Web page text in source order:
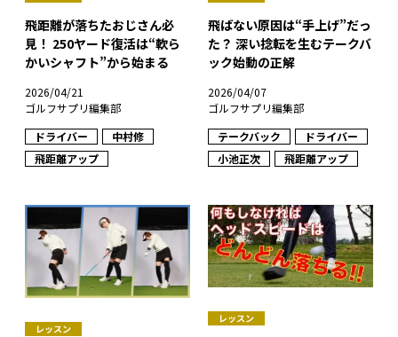
飛距離が落ちたおじさん必
見！ 250ヤード復活は“軟ら
かいシャフト”から始まる
2026/04/21
ゴルフサプリ編集部
ドライバー
中村修
飛距離アップ
飛ばない原因は“手上げ”だっ
た？ 深い捻転を生むテークバ
ック始動の正解
2026/04/07
ゴルフサプリ編集部
テークバック
ドライバー
小池正次
飛距離アップ
レッスン
レッスン